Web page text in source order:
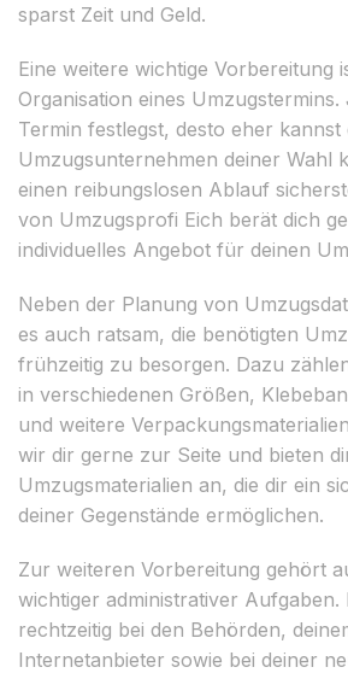
sparst Zeit und Geld.
Eine weitere wichtige Vorbereitung
Organisation eines
Termin festlegst, desto eher kannst
Umzugsunternehmen deiner Wahl
einen reibungslosen Ablauf
von Umzugsprofi Eich berät dich
individuelles Angebot für deinen
Neben der Planung von
es auch ratsam, die benötigten
frühzeitig zu besorgen. Dazu
in verschiedenen Größen,
und weitere
wir dir gerne zur Seite und bieten
Umzugsmaterialien an, die dir ein
deiner Gegenstände ermöglichen.
Zur weiteren Vorbereitung gehört
wichtiger administrativer Aufgaben.
rechtzeitig bei den Behörden,
Internetanbieter sowie bei deiner